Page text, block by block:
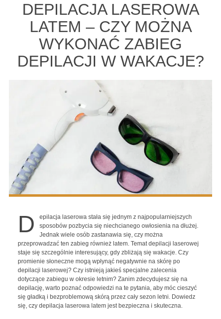
DEPILACJA LASEROWA
LATEM – CZY MOŻNA
WYKONAĆ ZABIEG
DEPILACJI W WAKACJE?
D
epilacja laserowa stała się jednym z najpopularniejszych
sposobów pozbycia się niechcianego owłosienia na dłużej.
Jednak wiele osób zastanawia się, czy można
przeprowadzać ten zabieg również latem. Temat depilacji laserowej
staje się szczególnie interesujący, gdy zbliżają się wakacje. Czy
promienie słoneczne mogą wpłynąć negatywnie na skórę po
depilacji laserowej? Czy istnieją jakieś specjalne zalecenia
dotyczące zabiegu w okresie letnim? Zanim zdecydujesz się na
depilację, warto poznać odpowiedzi na te pytania, aby móc cieszyć
się gładką i bezproblemową skórą przez cały sezon letni. Dowiedz
się, czy depilacja laserowa latem jest bezpieczna i skuteczna.